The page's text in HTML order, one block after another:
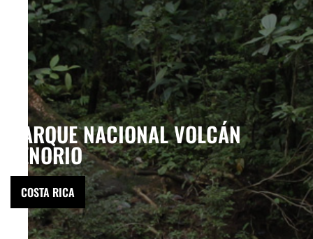
PARQUE NACIONAL VOLCÁN
TENORIO
COSTA RICA